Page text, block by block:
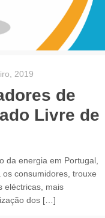
2019
de
Livre de
da energia em Portugal,
consumidores, trouxe
eléctricas, mais
dos[…]